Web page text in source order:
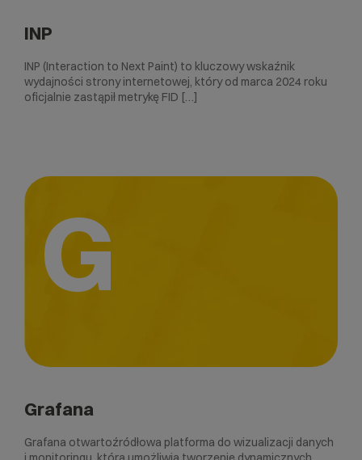
INP
INP (Interaction to Next Paint) to kluczowy wskaźnik
wydajności strony internetowej, który od marca 2024 roku
oficjalnie zastąpił metrykę FID […]
G
Grafana
Grafana otwartoźródłowa platforma do wizualizacji danych